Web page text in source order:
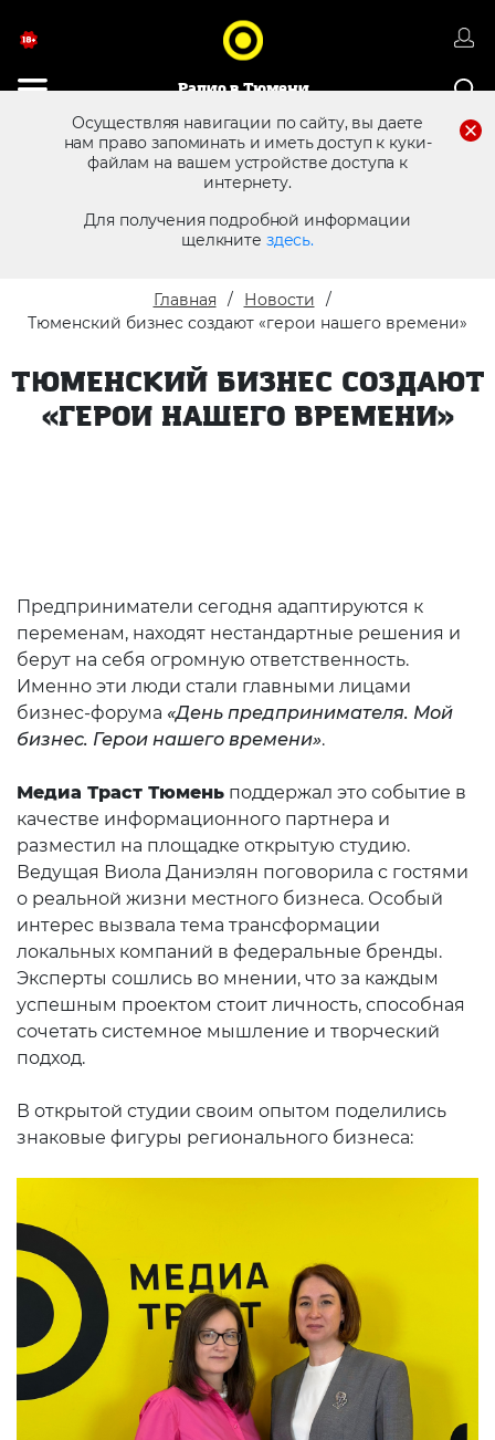
Радио в Тюмени
Осуществляя навигации по сайту, вы даете
нам право запоминать и иметь доступ к куки-
файлам на вашем устройстве доступа к
интернету.
Для получения подробной информации
щелкните здесь.
8 (3452) 68 25 12 Реклама в эфире
Главная
Новости
Тюменский бизнес создают «герои нашего времени»
ТЮМЕНСКИЙ БИЗНЕС СОЗДАЮТ
«ГЕРОИ НАШЕГО ВРЕМЕНИ»
Предприниматели сегодня адаптируются к
переменам, находят нестандартные решения и
берут на себя огромную ответственность.
Именно эти люди стали главными лицами
бизнес-форума «День предпринимателя. Мой
бизнес. Герои нашего времени».
Медиа Траст Тюмень поддержал это событие в
качестве информационного партнера и
разместил на площадке открытую студию.
Ведущая Виола Даниэлян поговорила с гостями
о реальной жизни местного бизнеса. Особый
интерес вызвала тема трансформации
локальных компаний в федеральные бренды.
Эксперты сошлись во мнении, что за каждым
успешным проектом стоит личность, способная
сочетать системное мышление и творческий
подход.
В открытой студии своим опытом поделились
знаковые фигуры регионального бизнеса: